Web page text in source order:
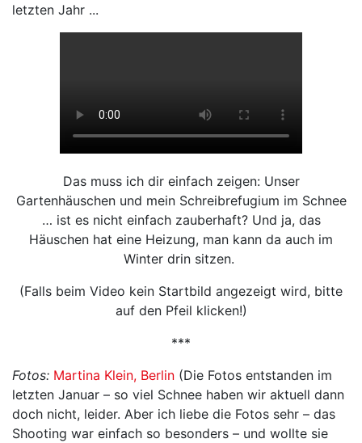
letzten Jahr ...
Das muss ich dir einfach zeigen: Unser
Gartenhäuschen und mein Schreibrefugium im Schnee
… ist es nicht einfach zauberhaft? Und ja, das
Häuschen hat eine Heizung, man kann da auch im
Winter drin sitzen.
(Falls beim Video kein Startbild angezeigt wird, bitte
auf den Pfeil klicken!)
***
Fotos: Martina Klein, Berlin (Die Fotos entstanden im
letzten Januar – so viel Schnee haben wir aktuell dann
doch nicht, leider. Aber ich liebe die Fotos sehr – das
Shooting war einfach so besonders – und wollte sie